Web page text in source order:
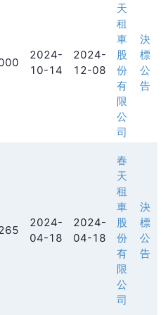
2024-
10-14
2024-
12-08
天
租
車
股
份
有
限
公
司
決
標
公
告
2024-
04-18
2024-
04-18
春
天
租
車
股
份
有
限
公
司
決
標
公
告